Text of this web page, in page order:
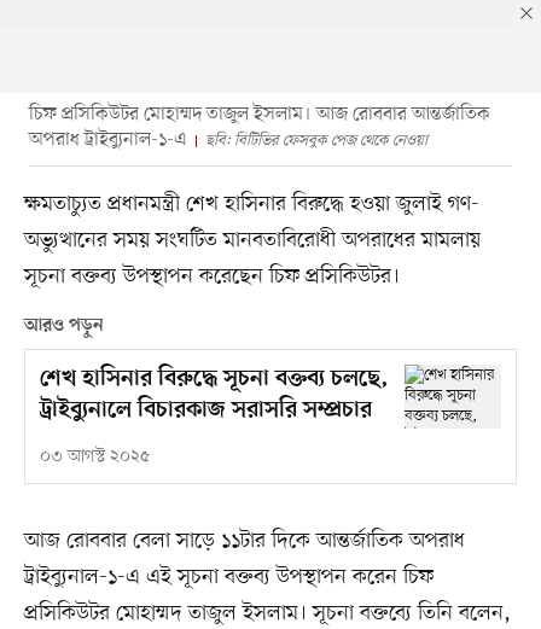
চিফ প্রসিকিউটর মোহাম্মদ তাজুল ইসলাম। আজ রোববার আন্তর্জাতিক
অপরাধ ট্রাইব্যুনাল-১-এ
ছবি: বিটিভির ফেসবুক পেজ থেকে নেওয়া
ক্ষমতাচ্যুত প্রধানমন্ত্রী শেখ হাসিনার বিরুদ্ধে হওয়া জুলাই গণ-
অভ্যুত্থানের সময় সংঘটিত মানবতাবিরোধী অপরাধের মামলায়
সূচনা বক্তব্য উপস্থাপন করেছেন চিফ প্রসিকিউটর।
আরও পড়ুন
শেখ হাসিনার বিরুদ্ধে সূচনা বক্তব্য চলছে,
ট্রাইব্যুনালে বিচারকাজ সরাসরি সম্প্রচার
০৩ আগস্ট ২০২৫
আজ রোববার বেলা সাড়ে ১১টার দিকে আন্তর্জাতিক অপরাধ
ট্রাইব্যুনাল-১-এ এই সূচনা বক্তব্য উপস্থাপন করেন চিফ
প্রসিকিউটর মোহাম্মদ তাজুল ইসলাম। সূচনা বক্তব্যে তিনি বলেন,